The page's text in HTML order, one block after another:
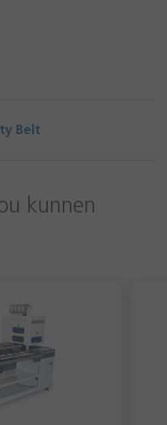
Belt
kunnen